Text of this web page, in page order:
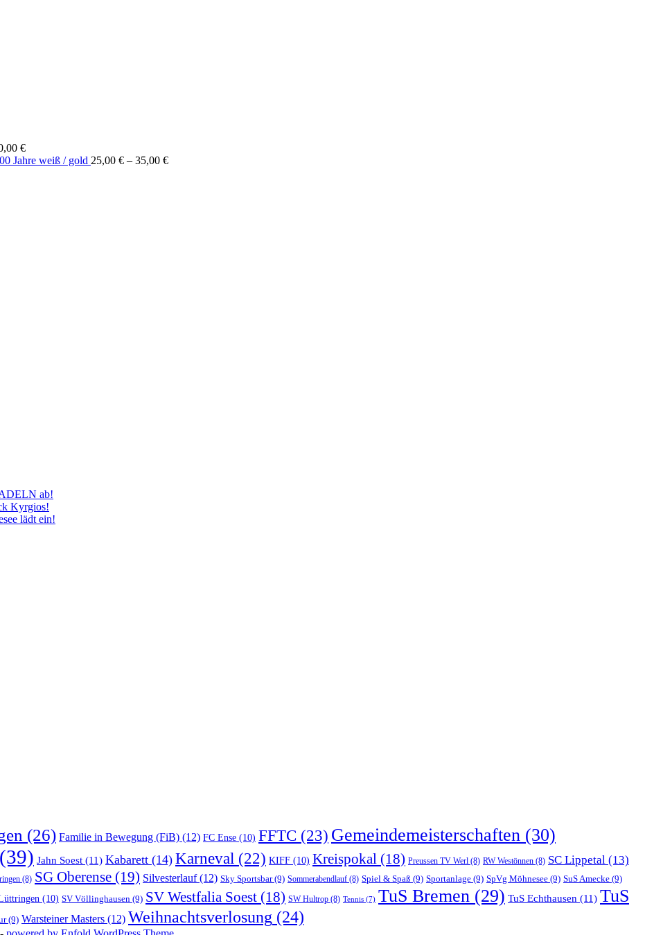
€
Jahre weiß / gold 25,00 € – 35,00 €Preisspanne:
ab!
Kyrgios!
lädt ein!
(26) Familie in Bewegung (FiB) (12) FC Ense (10) FFTC (23) Gemeindemeisterschaften (30)
(39) Jahn Soest (11) Kabarett (14) Karneval (22) KIFF (10) Kreispokal (18) Preussen TV Werl (8) RW Westönnen (8) SC Lippetal (13)
(8) SG Oberense (19) Silvesterlauf(12) Sky Sportsbar(9) Sommerabendlauf (8) Spiel & Spaß (9) Sportanlage (9) SpVg Möhnesee (9) SuS Amecke (9)
(10) SV Völlinghausen (9) SV Westfalia Soest (18) SW Hultrop (8) Tennis (7) TuS Bremen (29) TuS Echthausen (11) TuS
(9) Warsteiner Masters (12) Weihnachtsverlosung (24)